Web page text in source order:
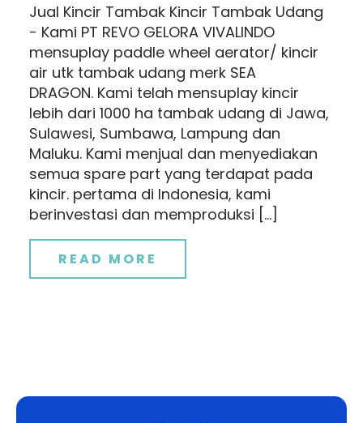
Jual Kincir Tambak Kincir Tambak Udang
- Kami PT REVO GELORA VIVALINDO
mensuplay paddle wheel aerator/ kincir
air utk tambak udang merk SEA
DRAGON. Kami telah mensuplay kincir
lebih dari 1000 ha tambak udang di Jawa,
Sulawesi, Sumbawa, Lampung dan
Maluku. Kami menjual dan menyediakan
semua spare part yang terdapat pada
kincir. pertama di Indonesia, kami
berinvestasi dan memproduksi […]
READ MORE